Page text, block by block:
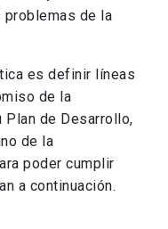
de la
es definir líneas
de la
Plan de Desarrollo,
de la
poder cumplir
a continuación.